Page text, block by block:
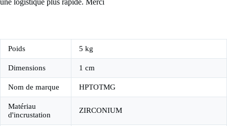
Poids 5 kg
Dimensions 1 cm
Nom de marque HPTOTMG
Matériau
d'incrustation
ZIRCONIUM